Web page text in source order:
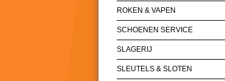
ROKEN & VAPEN
SCHOENEN SERVICE
SLAGERIJ
SLEUTELS & SLOTEN